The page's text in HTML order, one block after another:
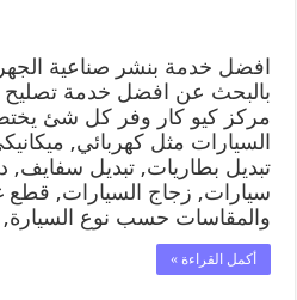
افضل خدمة بنشر صناعية
بالبحث عن افضل خدمة تصليح
مركز كيو كار وفر كل شئ
السيارات مثل كهربائي,
تبديل بطاريات, تبديل
سيارات, زجاج السيارات, قطع
والمقاسات حسب نوع
أكمل القراءة »